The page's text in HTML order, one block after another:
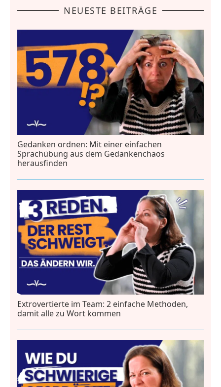
NEUESTE BEITRÄGE
Gedanken ordnen: Mit einer einfachen
Sprachübung aus dem Gedankenchaos
herausfinden
Extrovertierte im Team: 2 einfache Methoden,
damit alle zu Wort kommen